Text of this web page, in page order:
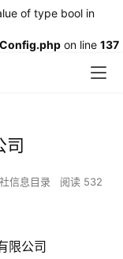
of type bool in
on line 137
司
信息目录 阅读 532
限公司